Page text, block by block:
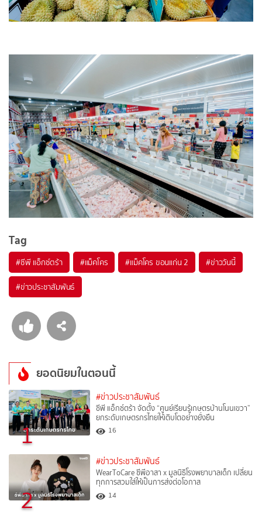
Tag
#ซีพี แอ็กซ์ตร้า #แม็คโคร #แม็คโคร ขอนแก่น 2 #ข่าววันนี้
#ข่าวประชาสัมพันธ์
ยอดนิยมในตอนนี้
1
#ข่าวประชาสัมพันธ์
ซีพี แอ็กซ์ตร้า จัดตั้ง “ศูนย์เรียนรู้เกษตรบ้านโนนเขวา”
ยกระดับเกษตรกรไทยให้เติบโตอย่างยั่งยืน
16
2
#ข่าวประชาสัมพันธ์
WearToCare ซีพีอาสา x มูลนิธิโรงพยาบาลเด็ก เปลี่ยน
ทุกการสวมใส่ให้เป็นการส่งต่อโอกาส
14